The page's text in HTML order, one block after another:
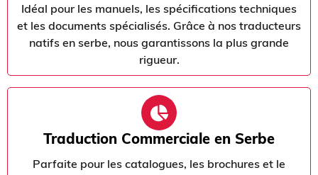
Idéal pour les manuels, les spécifications techniques
et les documents spécialisés. Grâce à nos traducteurs
natifs en serbe, nous garantissons la plus grande
rigueur.
Traduction Commerciale en Serbe
Parfaite pour les catalogues, les brochures et le